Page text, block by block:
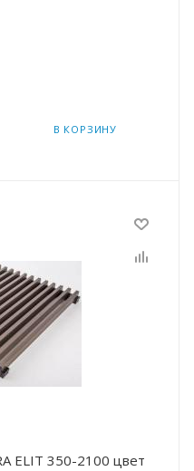
В КОРЗИНУ